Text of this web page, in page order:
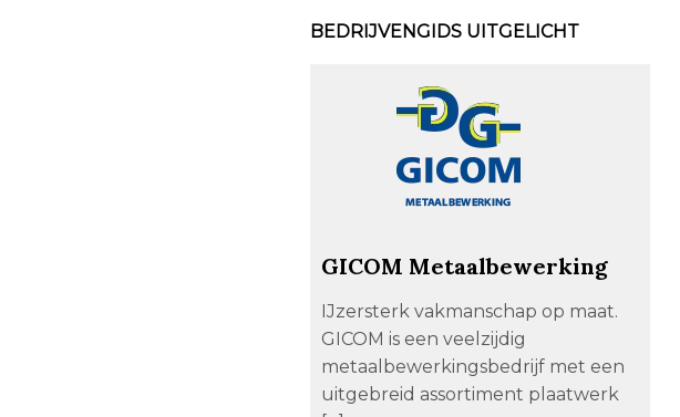
BEDRIJVENGIDS UITGELICHT
GICOM Metaalbewerking
IJzersterk vakmanschap op maat.
GICOM is een veelzijdig
metaalbewerkingsbedrijf met een
uitgebreid assortiment plaatwerk